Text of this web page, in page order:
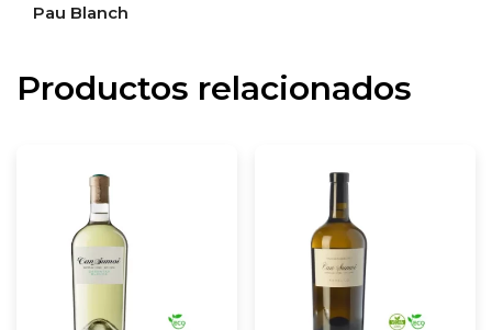
Pau Blanch
Productos relacionados